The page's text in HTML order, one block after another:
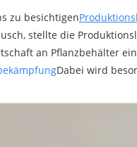
zu besichtigen
stellte die
an Pflanzbehälter
Dabei wird